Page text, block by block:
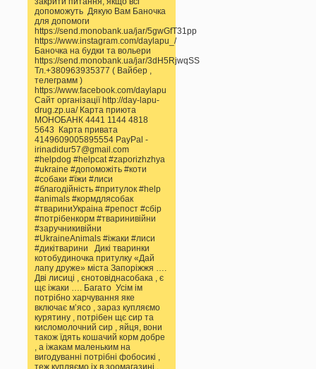
допоможуть Дякую Вам Баночка
для допомоги
https://send.monobank.ua/jar/5gwGfT31pp
https://www.instagram.com/daylapu_/
Баночка на будки та вольери
https://send.monobank.ua/jar/3dH5RjwqSS
Тл.+380963935377 ( Вайбер ,
телеграмм )
https://www.facebook.com/daylapu
Сайт організації http://day-lapu-
drug.zp.ua/ Карта приюта
МОНОБАНК 4441 1144 4818
5643 Карта привата
4149609005895554 PayPal -
irinadidur57@gmail.com
#helpdog #helpcat #zaporizhzhya
#ukraine #допоможіть #коти
#собаки #їжи #лиси
#благодійність #притулок #help
#animals #кормдлясобак
#твариниУкраіна #репост #сбір
#потрібенкорм #тваринивійни
#заручникивійни
#UkraineAnimals #іжаки #лиси
#дикітварини Дикі тваринки
котобудиночка притулку «Дай
лапу друже» міста Запоріжжя ….
Дві лисиці , єнотовіднасобака , є
щє іжаки …. Багато Усім ім
потрібно харчування яке
включає мʼясо , зараз купляємо
курятину , потрібен щє сир та
кисломолочний сир , яйця, вони
також їдять кошачий корм добре
, а іжакам маленьким на
вигодуванні потрібні фобосикі ,
теж купляємо іх в зоомагазині .